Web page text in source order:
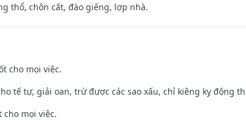
thổ, chôn cất, đào giếng, lợp nhà.
cho mọi việc.
tế tự, giải oan, trừ được các sao xấu, chỉ kiêng kỵ động
cho mọi việc.